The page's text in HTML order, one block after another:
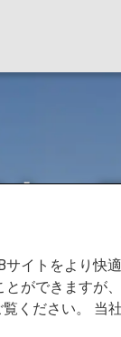
（
日本国内線）
サイトをより
ができますが
覧ください。 当